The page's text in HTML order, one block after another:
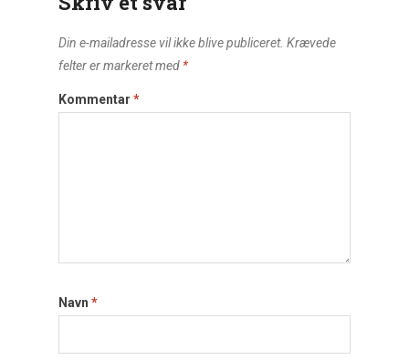
Din e-mailadresse vil ikke blive publiceret. Krævede
felter er markeret med *
Kommentar *
Navn *